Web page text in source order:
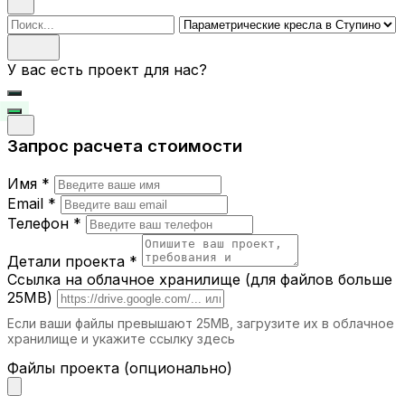
настоящим украшением любого
интерьера.
Где можно использовать
параметрические кресла и стулья?
пространства требуют не только
Рестораны и кафе.
дизайном подчёркивают атмосферу
заведения.
Дома.Параметрические кресла станут
акцентом в гостиной, спальне или зоне
отдыха.
Выставочные залы.Кресла и стулья с
уникальными формами привлекают
внимание и создают особую атмосферу.
Гостиницы. Удобная и стильная мебель
делает отдых гостей ещё комфортнее.
Поиск
У вас есть проект для нас?
Запрос расчета стоимости
Имя *
Email *
Телефон *
Детали проекта *
Ссылка на облачное хранилище (для файлов больше
25MB)
Если ваши файлы превышают 25MB, загрузите их в облачное
хранилище и укажите ссылку здесь
Файлы проекта (опционально)